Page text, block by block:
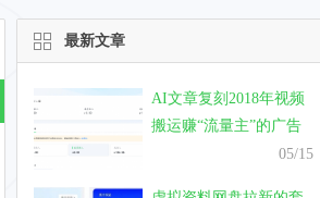
最新文章
AI文章复刻2018年视频
搬运赚“流量主”的广告
费，真的能有钱赚吗？
05/15